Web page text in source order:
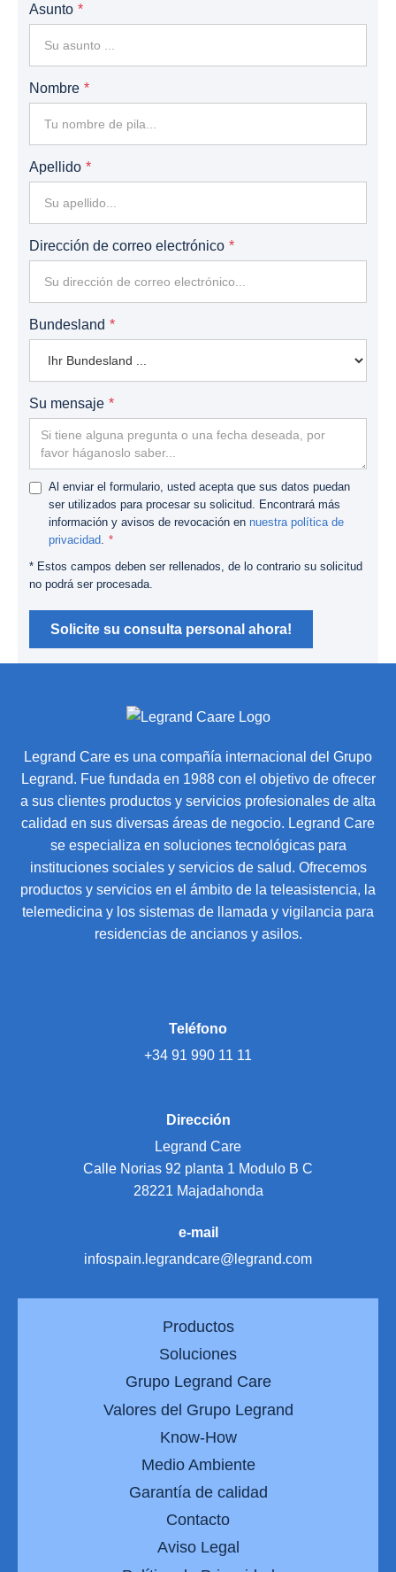
Asunto
Nombre
Apellido
Dirección de correo electrónico
Bundesland
Su mensaje
Al enviar el formulario, usted acepta que sus datos puedan
ser utilizados para procesar su solicitud. Encontrará más
información y avisos de revocación en nuestra política de
privacidad
* Estos campos deben ser rellenados, de lo contrario su solicitud
no podrá ser procesada.
Solicite su consulta personal ahora!
Teléfono
+34 91 990 11 11
Dirección
Legrand Care
Calle Norias 92 planta 1 Modulo B C
28221 Majadahonda
e-mail
infospain.legrandcare@legrand.com
Productos
Soluciones
Grupo Legrand Care
Valores del Grupo Legrand
Know-How
Medio Ambiente
Garantía de calidad
Contacto
Aviso Legal
Legrand Care es una compañía internacional del Grupo
Legrand. Fue fundada en 1988 con el objetivo de ofrecer
a sus clientes productos y servicios profesionales de alta
calidad en sus diversas áreas de negocio. Legrand Care
se especializa en soluciones tecnológicas para
instituciones sociales y servicios de salud. Ofrecemos
productos y servicios en el ámbito de la teleasistencia, la
telemedicina y los sistemas de llamada y vigilancia para
residencias de ancianos y asilos.